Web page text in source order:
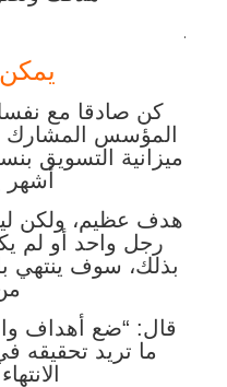
.
كن صادقا مع
المؤسس المشارك
أشهر
هدف عظيم، ولكن
رجل واحد أو لم
بذلك، سوف ينتهي بك
قال: “ضع أهداف
ما تريد تحقيقه